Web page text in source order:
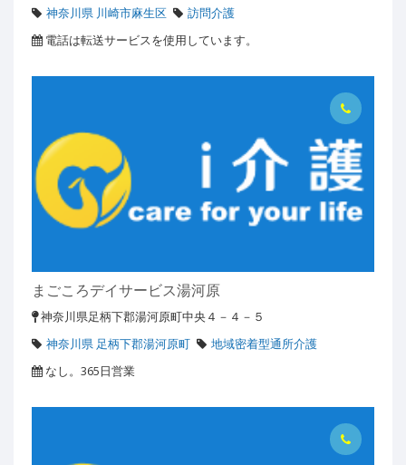
神奈川県 川崎市麻生区
訪問介護
電話は転送サービスを使用しています。
まごころデイサービス湯河原
神奈川県足柄下郡湯河原町中央４－４－５
神奈川県 足柄下郡湯河原町
地域密着型通所介護
なし。365日営業